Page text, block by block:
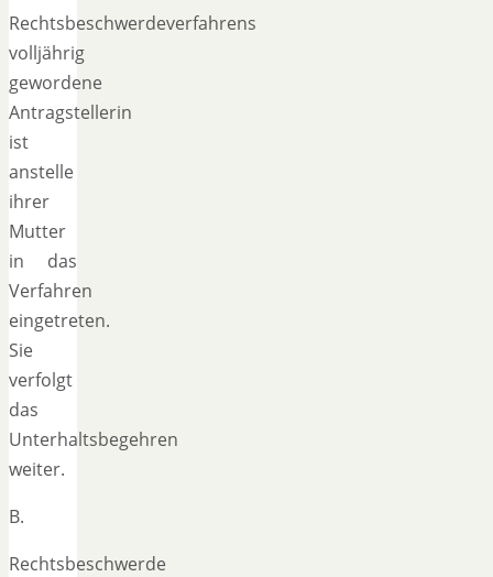
Rechtsbeschwerdeverfahrens
volljährig
gewordene
Antragstellerin
ist
anstelle
ihrer
Mutter
in das
Verfahren
eingetreten.
Sie
verfolgt
das
Unterhaltsbegehren
weiter.
B.
Rechtsbeschwerde